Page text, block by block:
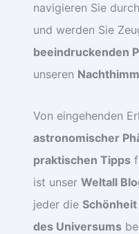
navigieren Sie
und werden Sie
beeindruckenden
unseren
Von eingehenden
astronomischer
praktischen Tipps
ist unser Weltall
jeder die
des Universums